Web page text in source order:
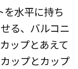
を水平に持ち
る、バルコニ
ップとあえて
ップとカップ